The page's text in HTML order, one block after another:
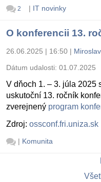
2 | IT novinky
O konferencii 13.
26.06.2025 | 16:50 |
Dátum udalosti: 01.07.2025
V dňoch 1. – 3. júla 2025
uskutoční 13. ročník
zverejnený program
Zdroj: ossconf.fri.uniza.sk
| Komunita